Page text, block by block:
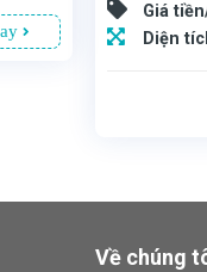
Giá
Diện
Về chúng